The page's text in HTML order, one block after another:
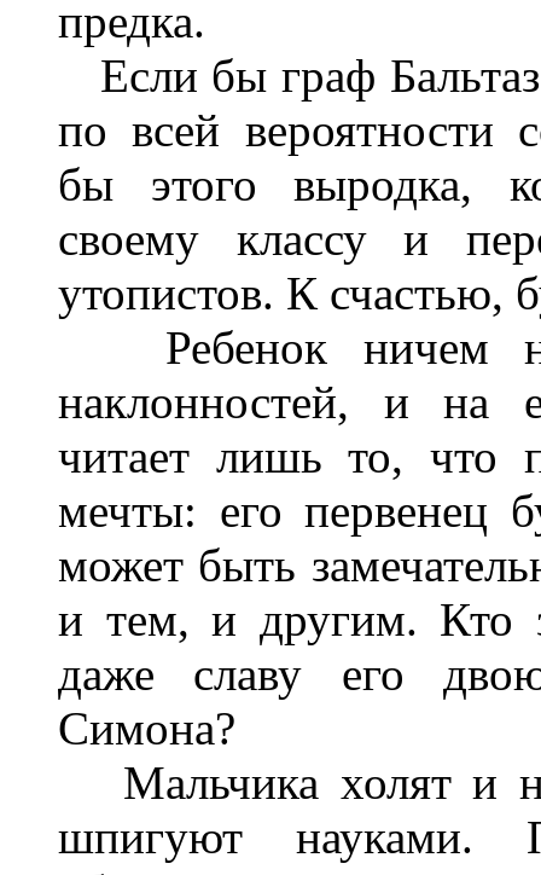
предка.
Если бы граф
по всей вероятности
бы этого выродка,
своему классу и
утопистов. К счастью,
Ребенок ничем не
наклонностей, и на
читает лишь то, что
мечты: его первенец
может быть
и тем, и другим. Кто
даже славу его
Симона?
Мальчика холят и
шпигуют науками.